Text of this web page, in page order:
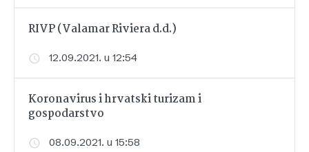
RIVP (Valamar Riviera d.d.)
12.09.2021. u 12:54
Koronavirus i hrvatski turizam i
gospodarstvo
08.09.2021. u 15:58